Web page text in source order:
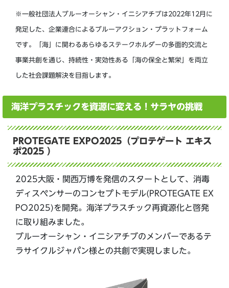
※一般社団法人ブルーオーシャン・イニシアチブは2022年12月に
発足した、企業連合によるブルーアクション・プラットフォーム
です。「海」に関わるあらゆるステークホルダーの多面的交流と
事業共創を通じ、持続性・実効性ある「海の保全と繁栄」を両立
した社会課題解決を目指します。
海洋プラスチックを資源に変える！サラヤの挑戦
PROTEGATE EXPO2025（プロテゲート エキス
ポ2025 ）
2025大阪・関西万博を発信のスタートとして、消毒
ディスペンサーのコンセプトモデル(PROTEGATE EX
PO2025)を開発。海洋プラスチック再資源化と啓発
に取り組みました。
ブルーオーシャン・イニシアチブのメンバーであるテ
ラサイクルジャパン様との共創で実現しました。